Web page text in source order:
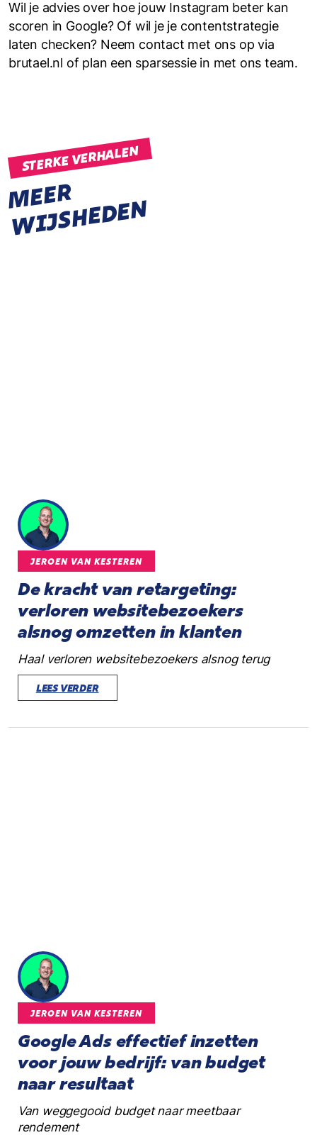
Wil je advies over hoe jouw Instagram beter kan
scoren in Google? Of wil je je contentstrategie
laten checken? Neem contact met ons op via
brutael.nl of plan een sparsessie in met ons team.
STERKE VERHALEN
M
E
E
R
W
I
J
S
H
E
D
E
N
JEROEN VAN KESTEREN
De kracht van retargeting:
verloren websitebezoekers
alsnog omzetten in klanten
Haal verloren websitebezoekers alsnog terug
LEES VERDER
JEROEN VAN KESTEREN
Google Ads effectief inzetten
voor jouw bedrijf: van budget
naar resultaat
Van weggegooid budget naar meetbaar
rendement